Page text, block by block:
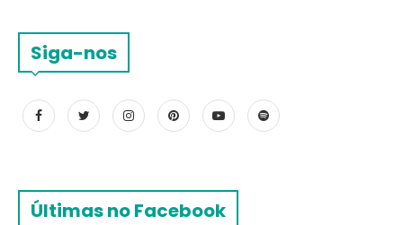
Siga-nos
Últimas no Facebook